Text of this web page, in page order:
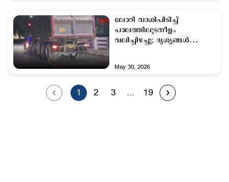
ലോറി വാശിപിടിച്ച്
പാലത്തിലുടനീളം
വലിച്ചിഴച്ചു; ദൃശ്യങ്ങള്‍
May 30, 2026
1 2 3 ... 19